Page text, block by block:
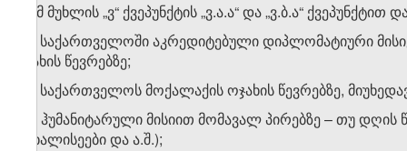
ამ მუხლის „ვ“ ქვეპუნქტის „ვ.ა.ა“ და „ვ.ბ.ა“
ზ.ა) საქართველოში აკრედიტებული დიპლომატიური
ოჯახის წევრებზე;
ზ.ბ) საქართველოს მოქალაქის ოჯახის წევრებზე,
ზ.გ) ჰუმანიტარული მისიით მომავალ პირებზე – თუ
მოხალისეები და ა.შ.);